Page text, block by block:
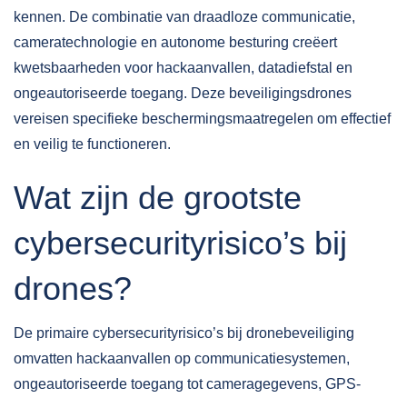
kennen. De combinatie van draadloze communicatie,
cameratechnologie en autonome besturing creëert
kwetsbaarheden voor hackaanvallen, datadiefstal en
ongeautoriseerde toegang. Deze beveiligingsdrones
vereisen specifieke beschermingsmaatregelen om effectief
en veilig te functioneren.
Wat zijn de grootste
cybersecurityrisico’s bij
drones?
De primaire cybersecurityrisico’s bij dronebeveiliging
omvatten hackaanvallen op communicatiesystemen,
ongeautoriseerde toegang tot cameragegevens, GPS-